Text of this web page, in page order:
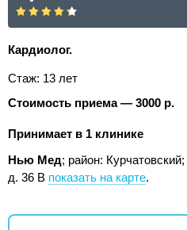
Кардиолог.
Стаж: 13 лет
Стоимость приема — 3000 р.
Принимает в 1 клинике
Нью Мед; район: Курчатовский;
д. 36 В показать на карте.